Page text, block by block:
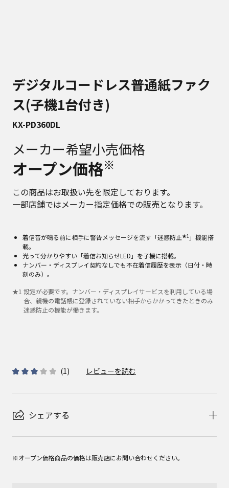
デジタルコードレス普通紙ファク
ス(子機1台付き)
KX-PD360DL
メーカー希望小売価格
オープン価格※
この商品はお取扱い先を限定しております。
一部店舗ではメーカー指定価格での販売となります。
着信音が鳴る前に相手に警告メッセージを流す「迷惑防止★1 」機能搭
載。
光って分かりやすい「着信お知らせLED」を子機に搭載。
ナンバー・ディスプレイ契約なしでも不在着信履歴を表示（日付・時
刻のみ）。
★1 設定が必要です。ナンバー・ディスプレイサービスを利用している場
合、親機の電話帳に登録されていない相手からかかってきたときのみ
迷惑防止の機能が働きます。
(1) レビューを読む
シェアする
※オープン価格商品の価格は販売店にお問い合わせください。